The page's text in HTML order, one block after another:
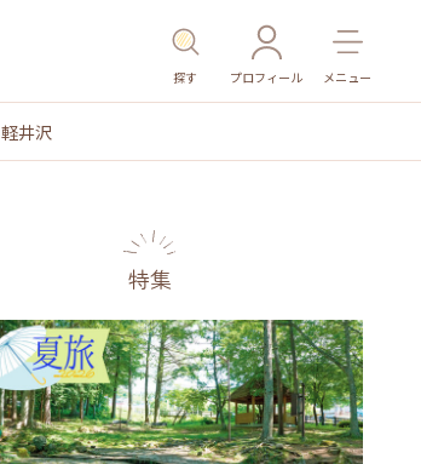
探す プロフィール メニュー
軽井沢
温泉・スパ その他施設 ごはん
特集